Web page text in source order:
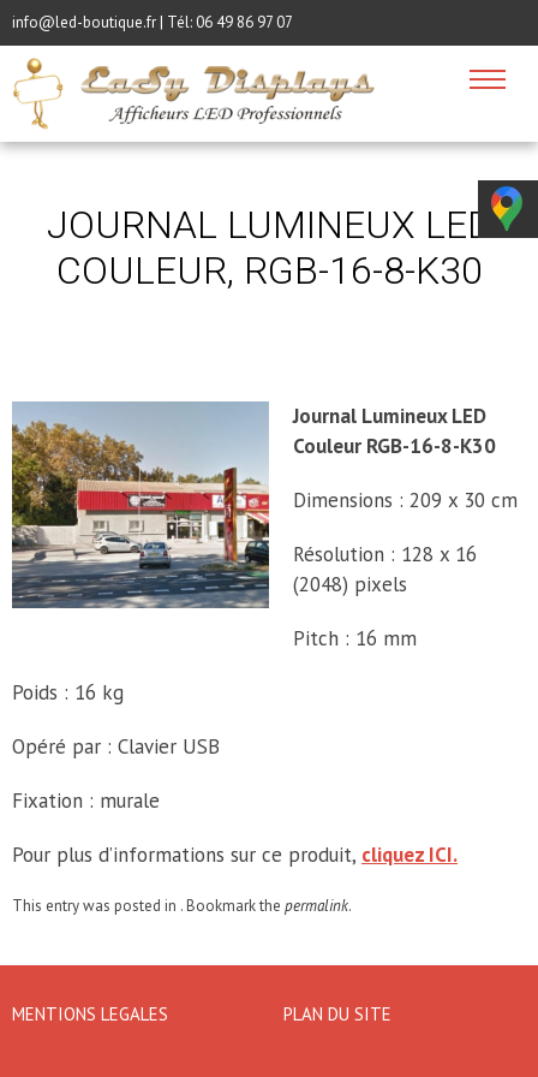
info@led-boutique.fr | Tél: 06 49 86 97 07
JOURNAL LUMINEUX LED
COULEUR, RGB-16-8-K30
Journal Lumineux LED
Couleur RGB-16-8-K30
Dimensions : 209 x 30 cm
Résolution : 128 x 16
(2048) pixels
Pitch : 16 mm
Poids : 16 kg
Opéré par : Clavier USB
Fixation : murale
Pour plus d’informations sur ce produit, cliquez ICI.
This entry was posted in . Bookmark the permalink.
MENTIONS LEGALES PLAN DU SITE